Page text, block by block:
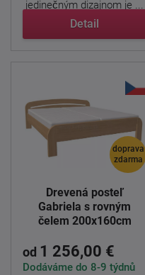
jedinečným dizajnom je ...
Detail
doprava
zdarma
Drevená posteľ
Gabriela s rovným
čelem 200x160cm
od 1 256,00 €
Dodáváme do 8-9 týdnů